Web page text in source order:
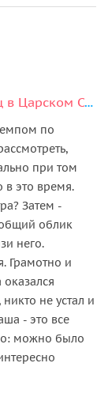
Изысканный Екатерининский дворец в Царском Селе (Янтарная комната)
по
при том
в это время.
Затем -
облик
него.
Грамотно и
не устал и
- это все
можно было